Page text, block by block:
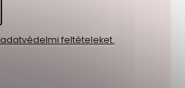
adatvédelmi feltételeket.